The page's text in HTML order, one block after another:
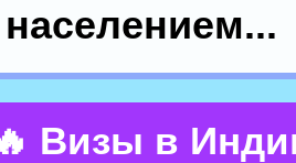
Визы в